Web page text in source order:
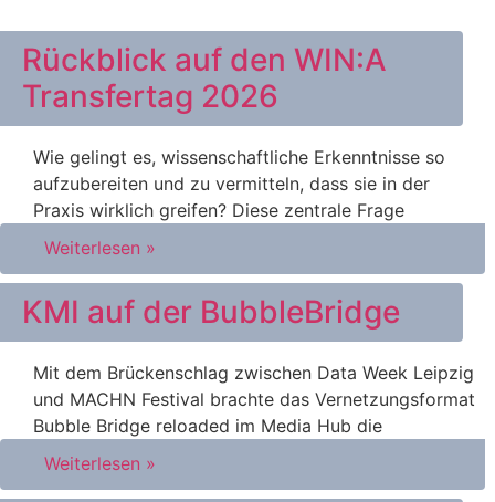
Rückblick auf den WIN:A
Transfertag 2026
Wie gelingt es, wissenschaftliche Erkenntnisse so
aufzubereiten und zu vermitteln, dass sie in der
Praxis wirklich greifen? Diese zentrale Frage
Weiterlesen »
KMI auf der BubbleBridge
Mit dem Brückenschlag zwischen Data Week Leipzig
und MACHN Festival brachte das Vernetzungsformat
Bubble Bridge reloaded im Media Hub die
Weiterlesen »